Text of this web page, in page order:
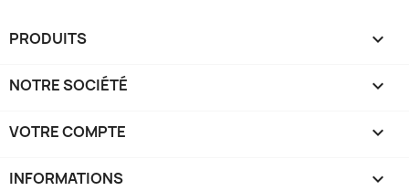
PRODUITS 
NOTRE SOCIÉTÉ 
VOTRE COMPTE 
INFORMATIONS keyboard_arrow_down